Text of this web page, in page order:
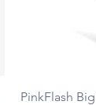
PinkFlash